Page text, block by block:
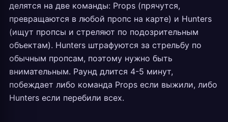
делятся на две команды: Props (прячутся,
превращаются в любой пропс на карте) и Hunters
(ищут пропсы и стреляют по подозрительным
объектам). Hunters штрафуются за стрельбу по
обычным пропсам, поэтому нужно быть
внимательным. Раунд длится 4-5 минут,
побеждает либо команда Props если выжили, либо
Hunters если перебили всех.